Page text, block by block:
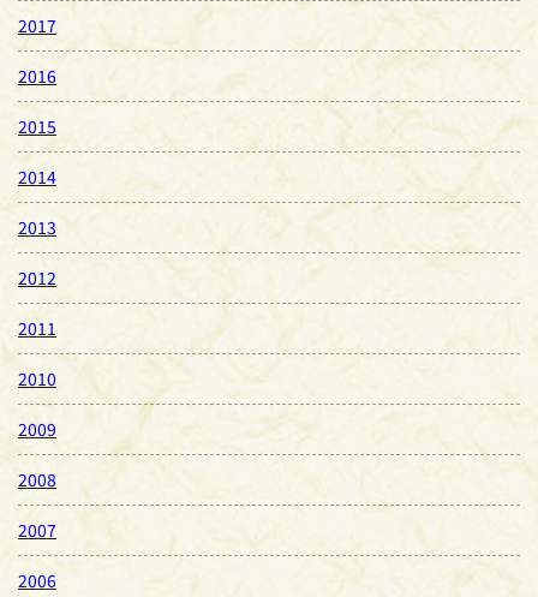
2017
2016
2015
2014
2013
2012
2011
2010
2009
2008
2007
2006